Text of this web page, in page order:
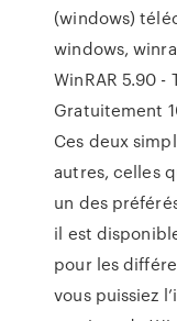
(windows)
windows,
WinRAR 5.90 -
Gratuitement
Ces deux
autres, celles
un des
il est
pour les
vous puissiez